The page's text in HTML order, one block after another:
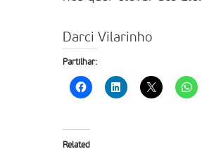
Darci Vilarinho
Partilhar:
Related